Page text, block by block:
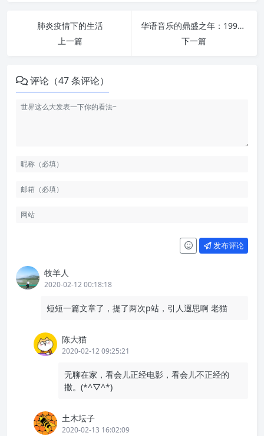
肺炎疫情下的生活
上一篇
华语音乐的鼎盛之年：1999年
下一篇
评论（47 条评论）
发布评论
牧羊人
2020-02-12 00:18:18
短短一篇文章了，提了两次p站，引人遐思啊 老猫
陈大猫
2020-02-12 09:25:21
无聊在家，看会儿正经电影，看会儿不正经的
撒。(*^▽^*)
土木坛子
2020-02-13 16:02:09